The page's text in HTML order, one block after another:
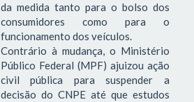
da medida tanto para o bolso dos
consumidores como para o
funcionamento dos veículos.
Contrário à mudança, o Ministério
Público Federal (MPF) ajuizou ação
civil pública para suspender a
decisão do CNPE até que estudos